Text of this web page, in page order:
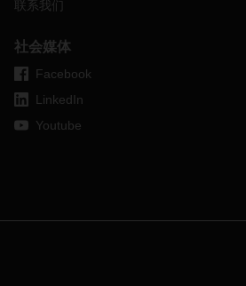
联系我们
社会媒体
Facebook
LinkedIn
Youtube